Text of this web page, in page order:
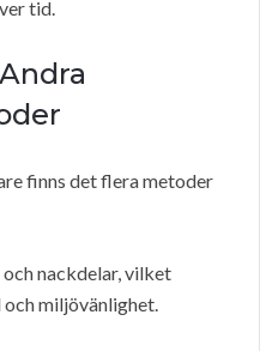
tid.
finns det flera metoder
nackdelar, vilket
miljövänlighet.